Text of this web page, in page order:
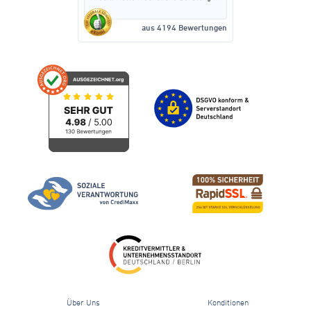
allen Fragen. Rasche Auszahlung
ohne Zusatzvertäge abzuschließen.
Man kann CrediMaxx nur
weiterempfehlen.
aus 4194 Bewertungen
Über Uns Konditionen